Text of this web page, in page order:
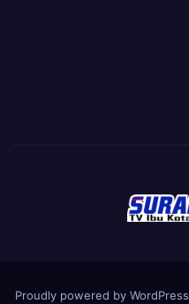
Proudly powered by WordPress